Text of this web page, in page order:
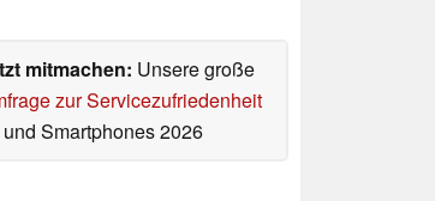
mitmachen: Unsere große
zur Servicezufriedenheit
Smartphones 2026